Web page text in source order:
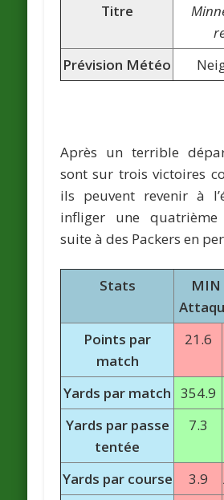
Titre
Prévision Météo
Après un terrible
sont sur trois victoires
ils peuvent revenir à
infliger une
suite à des Packers en
Stats
MIN
Points par
match
21.6
Yards par match 354.9
Yards par passe
tentée
7.3
Yards par course 3.9